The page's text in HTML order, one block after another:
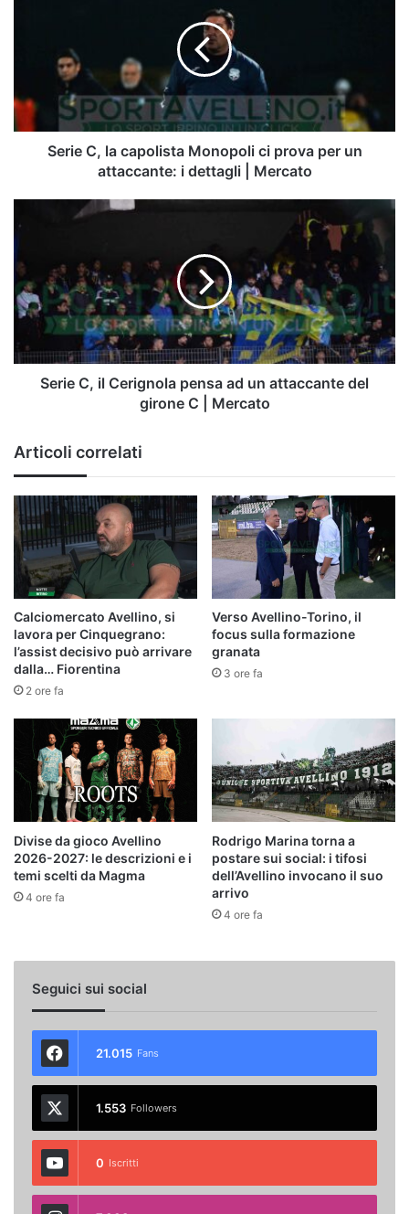
per
un
attaccante:
Mercato
Serie C, la capolista Monopoli ci prova per un
attaccante: i dettagli | Mercato
C,
Cerignola
pensa
ad
un
attaccante
del
gironeSerie C, il Cerignola pensa ad un attaccante del
girone C | Mercato
Articoli correlati
Calciomercato Avellino, si
lavora per Cinquegrano:
l’assist decisivo può arrivare
dalla… Fiorentina
2 ore fa
Verso Avellino-Torino, il
focus sulla formazione
granata
3 ore fa
Divise da gioco Avellino
2026-2027: le descrizioni e i
temi scelti da Magma
4 ore fa
Rodrigo Marina torna a
postare sui social: i tifosi
dell’Avellino invocano il suo
arrivo
4 ore fa
Seguici sui social
21.015 Fans
1.553 Followers
0 Iscritti